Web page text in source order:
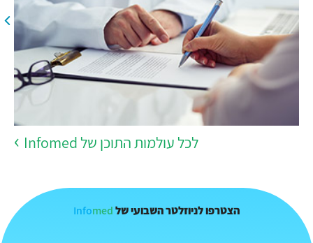
לכל עולמות התוכן של Infomed
הצטרפו לניוזלטר השבועי של Infomed